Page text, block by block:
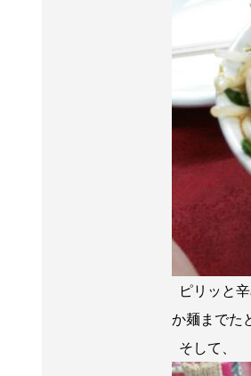
ピリッと
か麺までた
そして、